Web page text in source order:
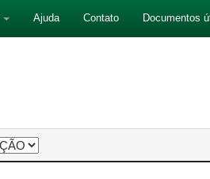
Ajuda Contato Documentos